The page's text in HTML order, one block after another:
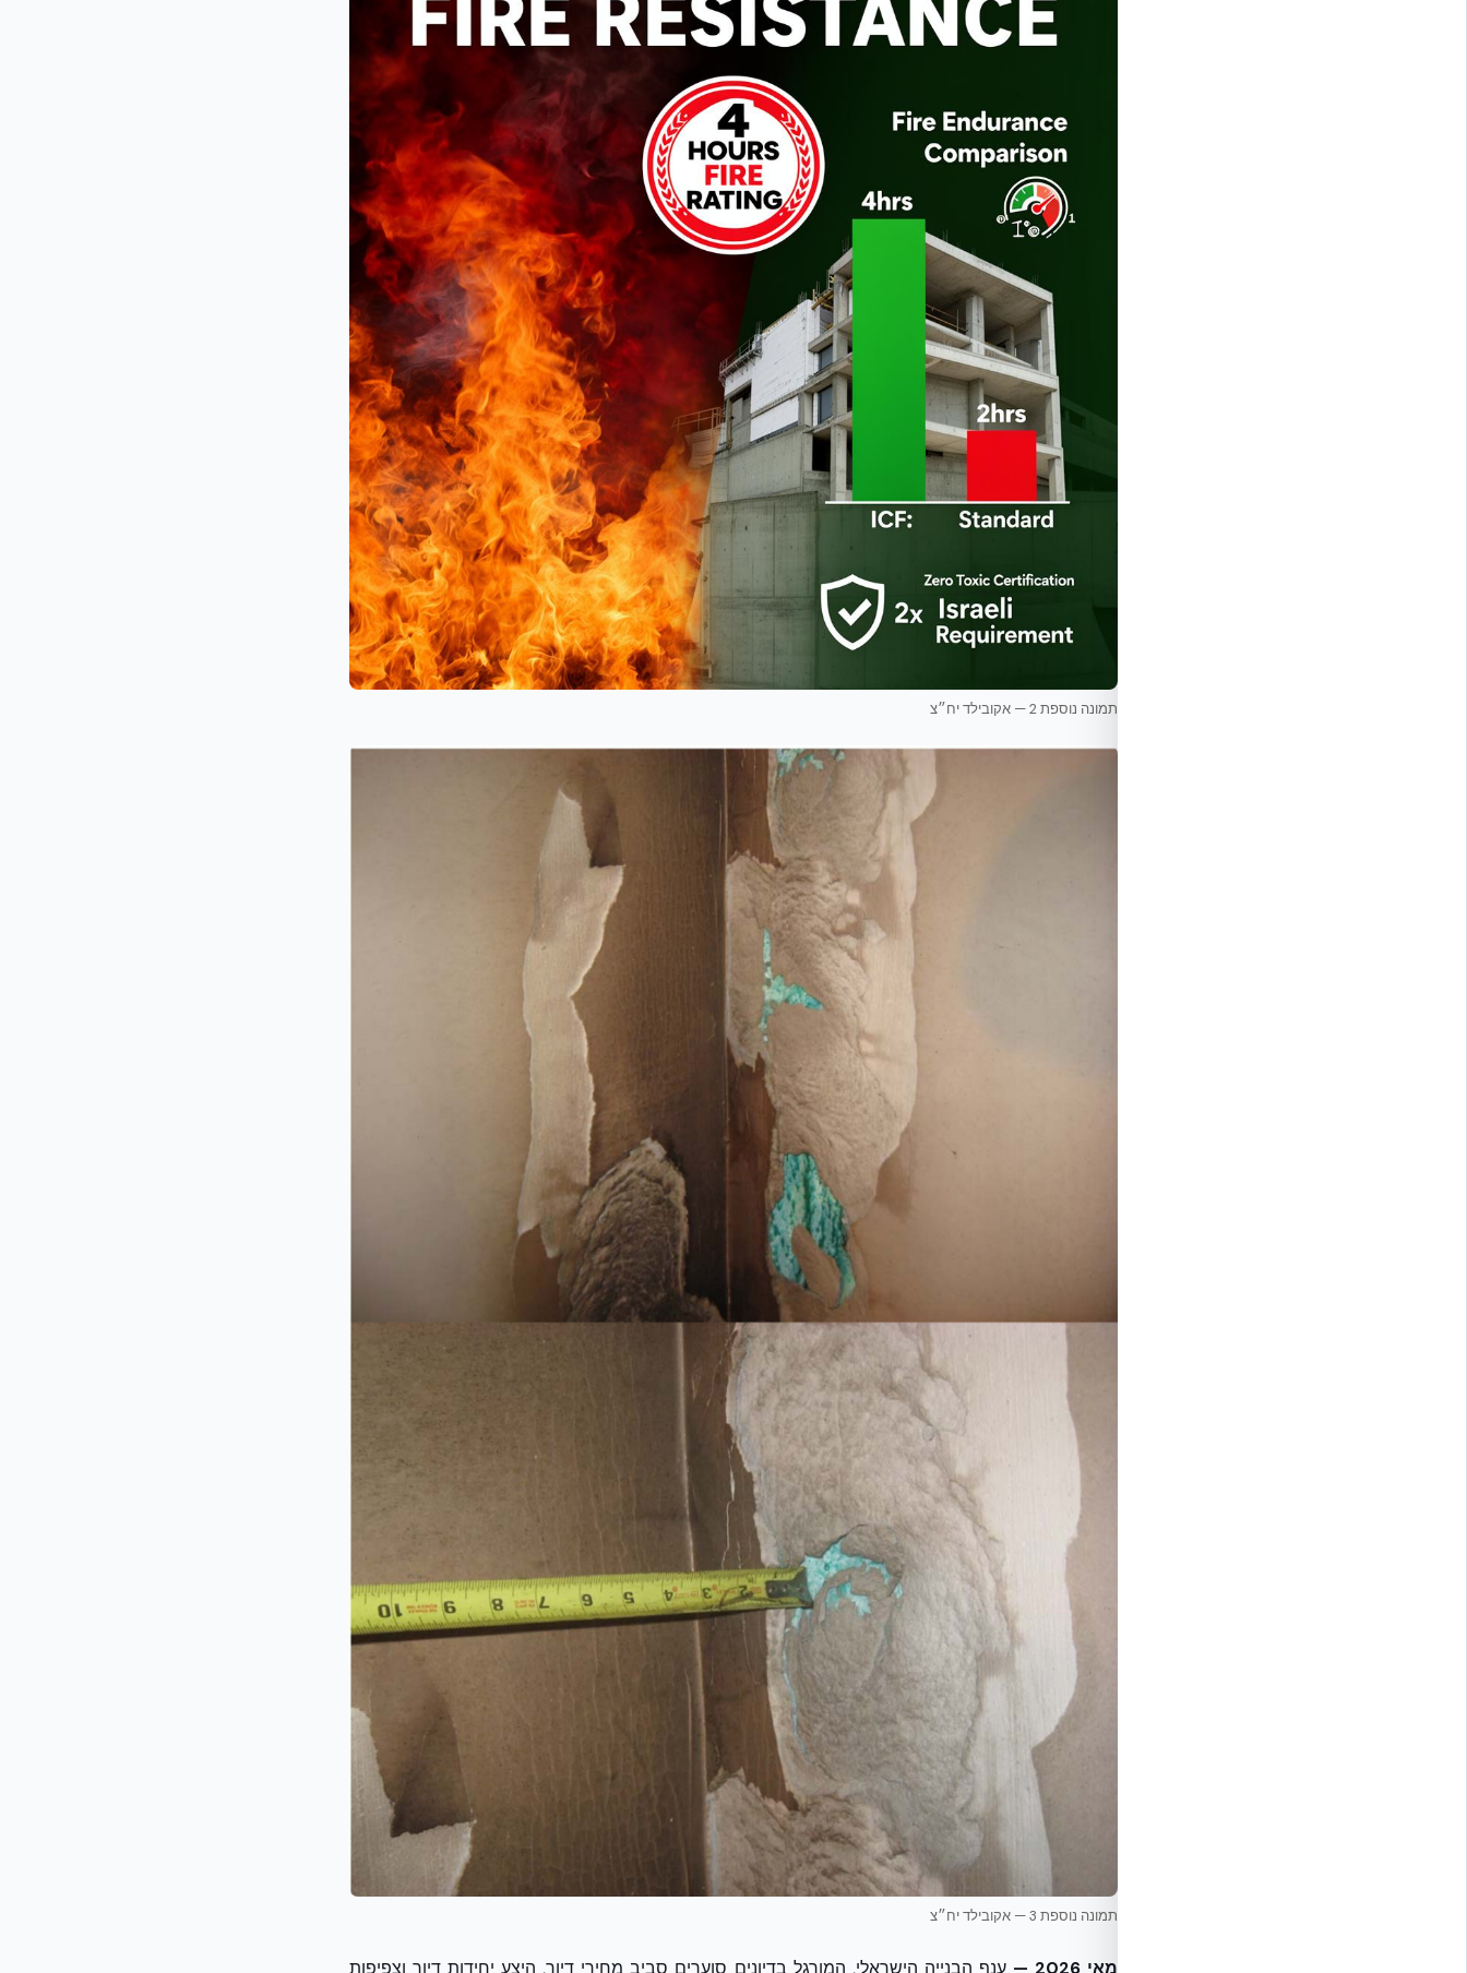
תמונה נוספת 2 — אקובילד יח״צ
תמונה נוספת 3 — אקובילד יח״צ